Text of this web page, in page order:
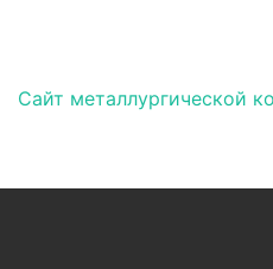
Навигация
Сайт металлургической